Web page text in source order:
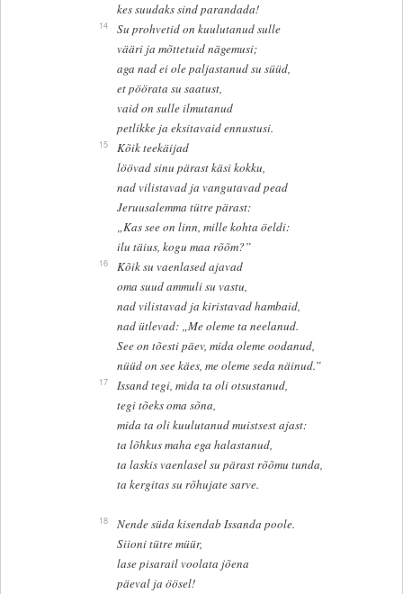
kes suudaks sind parandada!
14
Su prohvetid on kuulutanud sulle
vääri ja mõttetuid nägemusi;
aga nad ei ole paljastanud su süüd,
et pöörata su saatust,
vaid on sulle ilmutanud
petlikke ja eksitavaid ennustusi.
15
Kõik teekäijad
löövad sinu pärast käsi kokku,
nad vilistavad ja vangutavad pead
Jeruusalemma tütre pärast:
„Kas see on linn, mille kohta öeldi:
ilu täius, kogu maa rõõm?”
16
Kõik su vaenlased ajavad
oma suud ammuli su vastu,
nad vilistavad ja kiristavad hambaid,
nad ütlevad: „Me oleme ta neelanud.
See on tõesti päev, mida oleme oodanud,
nüüd on see käes, me oleme seda näinud.”
17
Issand tegi, mida ta oli otsustanud,
tegi tõeks oma sõna,
mida ta oli kuulutanud muistsest ajast:
ta lõhkus maha ega halastanud,
ta laskis vaenlasel su pärast rõõmu tunda,
ta kergitas su rõhujate sarve.
18
Nende süda kisendab Issanda poole.
Siioni tütre müür,
lase pisarail voolata jõena
päeval ja öösel!